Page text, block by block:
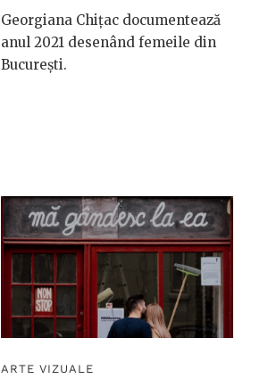
Georgiana Chițac documentează
anul 2021 desenând femeile din
București.
ARTE VIZUALE